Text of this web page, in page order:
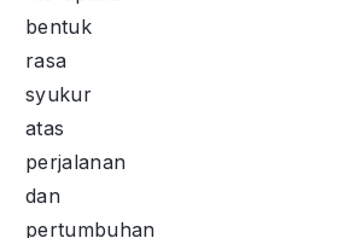
bentuk
rasa
syukur
atas
perjalanan
dan
pertumbuhan